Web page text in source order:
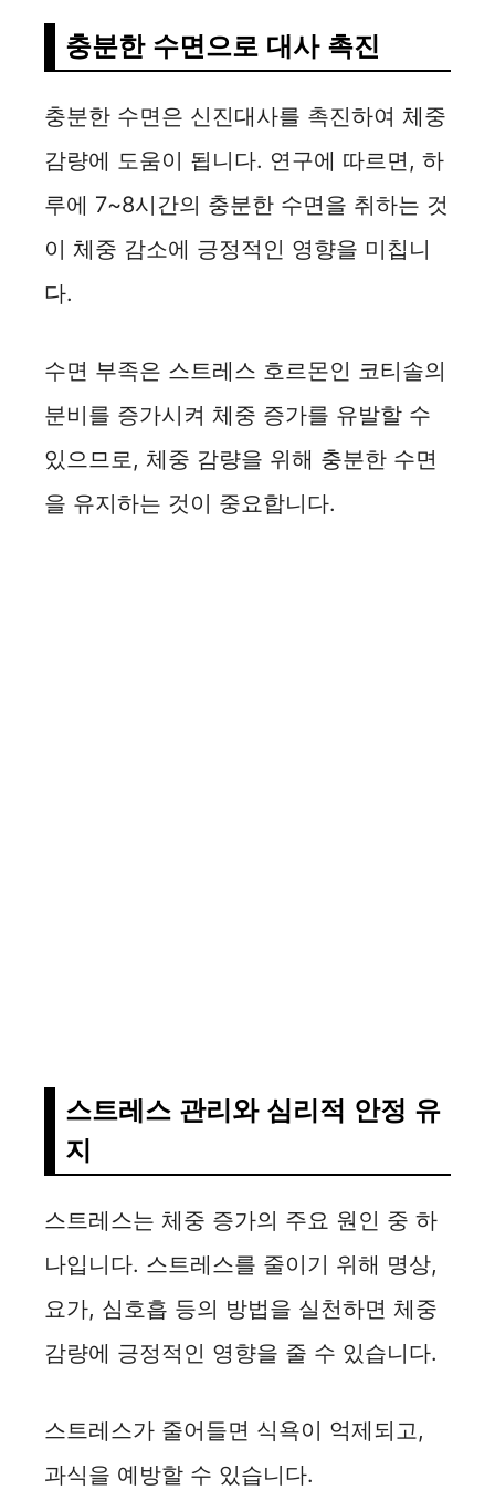
충분한 수면으로 대사 촉진
충분한 수면은 신진대사를 촉진하여 체중
감량에 도움이 됩니다. 연구에 따르면, 하
루에 7~8시간의 충분한 수면을 취하는 것
이 체중 감소에 긍정적인 영향을 미칩니
다.
수면 부족은 스트레스 호르몬인 코티솔의
분비를 증가시켜 체중 증가를 유발할 수
있으므로, 체중 감량을 위해 충분한 수면
을 유지하는 것이 중요합니다.
스트레스 관리와 심리적 안정 유
지
스트레스는 체중 증가의 주요 원인 중 하
나입니다. 스트레스를 줄이기 위해 명상,
요가, 심호흡 등의 방법을 실천하면 체중
감량에 긍정적인 영향을 줄 수 있습니다.
스트레스가 줄어들면 식욕이 억제되고,
과식을 예방할 수 있습니다.